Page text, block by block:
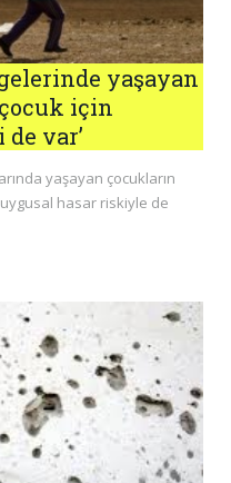
yaşayan
için
var’
yaşayan çocukların
hasar riskiyle de